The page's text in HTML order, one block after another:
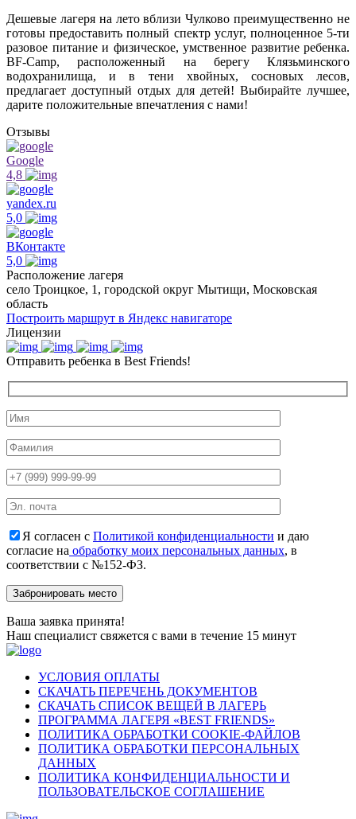
Дешевые лагеря на лето вблизи Чулково преимущественно не
готовы предоставить полный спектр услуг, полноценное 5-ти
разовое питание и физическое, умственное развитие ребенка.
BF-Camp, расположенный на берегу Клязьминского
водохранилища, и в тени хвойных, сосновых лесов,
предлагает доступный отдых для детей! Выбирайте лучшее,
дарите положительные впечатления с нами!
Отзывы
Google
4,8
yandex.ru
5,0
ВКонтакте
5,0
Расположение лагеря
село Троицкое, 1, городской округ Мытищи, Московская
область
Построить маршрут в Яндекс навигаторе
Лицензии
Отправить ребенка в Best Friends!
Я согласен с Политикой конфиденциальности и даю
согласие на обработку моих персональных данных, в
соответствии с №152-ФЗ.
Ваша заявка принята!
Наш специалист свяжется с вами в течение 15 минут
УСЛОВИЯ ОПЛАТЫ
СКАЧАТЬ ПЕРЕЧЕНЬ ДОКУМЕНТОВ
СКАЧАТЬ СПИСОК ВЕЩЕЙ В ЛАГЕРЬ
ПРОГРАММА ЛАГЕРЯ «BEST FRIENDS»
ПОЛИТИКА ОБРАБОТКИ COOKIE-ФАЙЛОВ
ПОЛИТИКА ОБРАБОТКИ ПЕРСОНАЛЬНЫХ
ДАННЫХ
ПОЛИТИКА КОНФИДЕНЦИАЛЬНОСТИ И
ПОЛЬЗОВАТЕЛЬСКОЕ СОГЛАШЕНИЕ